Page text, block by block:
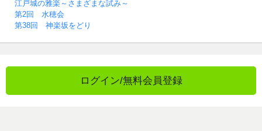
江戸城の雅楽～さまざまな試み～
第2回 水穂会
第38回 神楽坂をどり
ログイン/無料会員登録